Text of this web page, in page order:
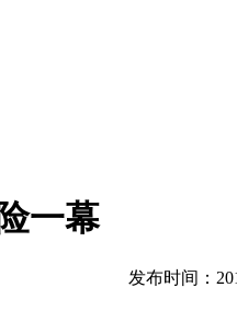
一幕
发布时间：